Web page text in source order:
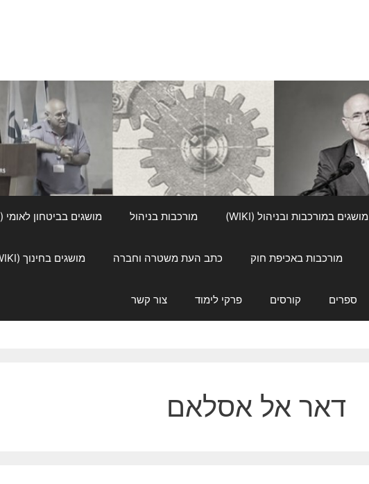
מושגים במורכבות ובניהול (WIKI) מורכבות בניהול מושגים בביטחון לאומי (WIKI)
מורכבות באכיפת חוק כתב העת משטרה וחברה מושגים בחינוך (WIKI)
ספרים קורסים פרקי לימוד צור קשר
דאר אל אסלאם